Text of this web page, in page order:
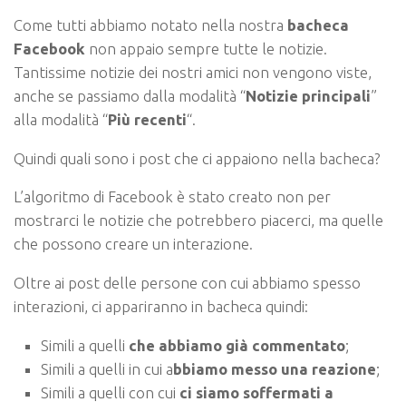
Come tutti abbiamo notato nella nostra bacheca
Facebook non appaio sempre tutte le notizie.
Tantissime notizie dei nostri amici non vengono viste,
anche se passiamo dalla modalità “Notizie principali”
alla modalità “Più recenti“.
Quindi quali sono i post che ci appaiono nella bacheca?
L’algoritmo di Facebook è stato creato non per
mostrarci le notizie che potrebbero piacerci, ma quelle
che possono creare un interazione.
Oltre ai post delle persone con cui abbiamo spesso
interazioni, ci appariranno in bacheca quindi:
Simili a quelli che abbiamo già commentato;
Simili a quelli in cui abbiamo messo una reazione;
Simili a quelli con cui ci siamo soffermati a